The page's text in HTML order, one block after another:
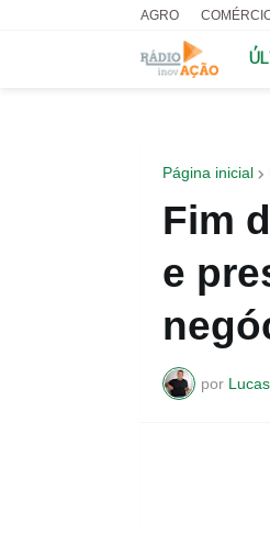
AGRO
Página inicial
Fim
e
por